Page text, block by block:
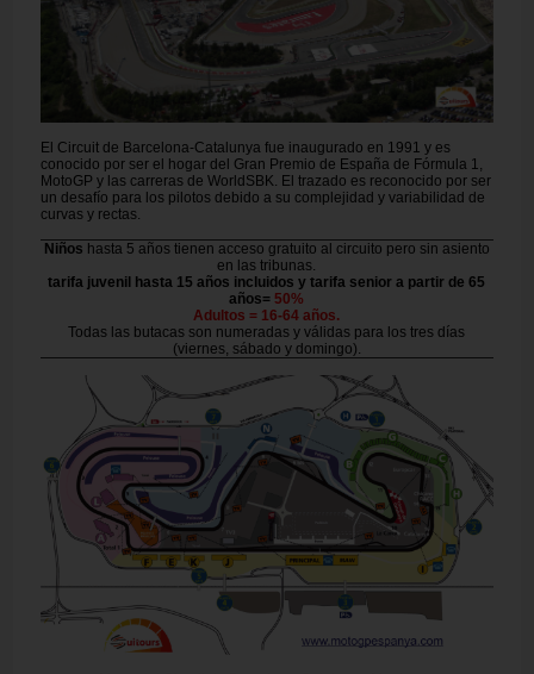
El Circuit de Barcelona-Catalunya fue inaugurado en 1991 y es
conocido por ser el hogar del Gran Premio de España de Fórmula 1,
MotoGP y las carreras de WorldSBK. El trazado es reconocido por ser
un desafío para los pilotos debido a su complejidad y variabilidad de
curvas y rectas.
Niños hasta 5 años tienen acceso gratuito al circuito pero sin asiento
en las tribunas.
tarifa juvenil hasta 15 años incluidos y tarifa senior a partir de 65
años= 50%
Adultos = 16-64 años.
Todas las butacas son numeradas y válidas para los tres días
(viernes, sábado y domingo).